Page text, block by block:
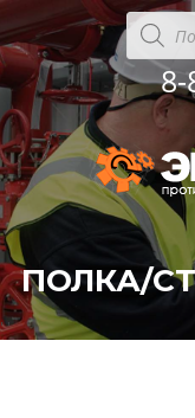
к
содержанию
Поиск
товаров
8-
ПОЛКА/
''